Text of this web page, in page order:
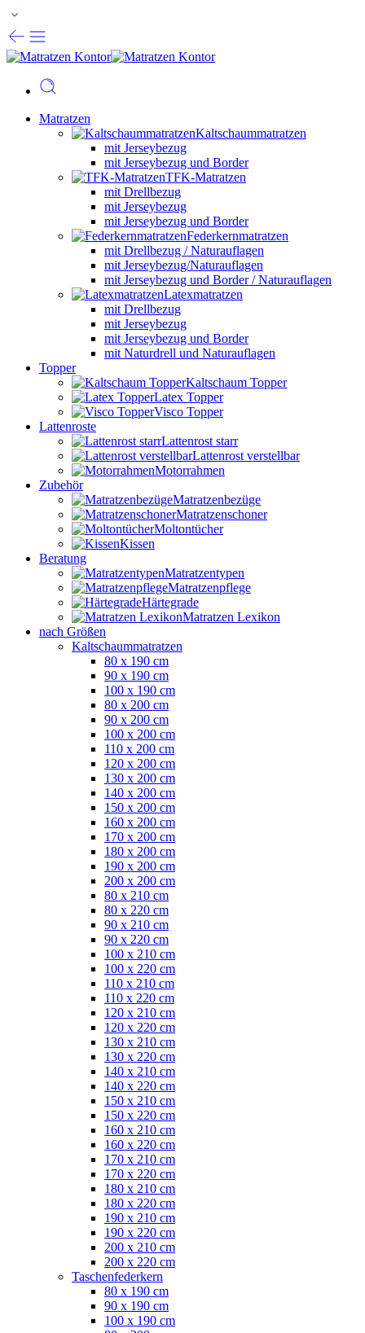
Matratzen
Kaltschaummatratzen
mit Jerseybezug
mit Jerseybezug und Border
TFK-Matratzen
mit Drellbezug
mit Jerseybezug
mit Jerseybezug und Border
Federkernmatratzen
mit Drellbezug / Naturauflagen
mit Jerseybezug/Naturauflagen
mit Jerseybezug und Border / Naturauflagen
Latexmatratzen
mit Drellbezug
mit Jerseybezug
mit Jerseybezug und Border
mit Naturdrell und Naturauflagen
Topper
Kaltschaum Topper
Latex Topper
Visco Topper
Lattenroste
Lattenrost starr
Lattenrost verstellbar
Motorrahmen
Zubehör
Matratzenbezüge
Matratzenschoner
Moltontücher
Kissen
Beratung
Matratzentypen
Matratzenpflege
Härtegrade
Matratzen Lexikon
nach Größen
Kaltschaummatratzen
80 x 190 cm
90 x 190 cm
100 x 190 cm
80 x 200 cm
90 x 200 cm
100 x 200 cm
110 x 200 cm
120 x 200 cm
130 x 200 cm
140 x 200 cm
150 x 200 cm
160 x 200 cm
170 x 200 cm
180 x 200 cm
190 x 200 cm
200 x 200 cm
80 x 210 cm
80 x 220 cm
90 x 210 cm
90 x 220 cm
100 x 210 cm
100 x 220 cm
110 x 210 cm
110 x 220 cm
120 x 210 cm
120 x 220 cm
130 x 210 cm
130 x 220 cm
140 x 210 cm
140 x 220 cm
150 x 210 cm
150 x 220 cm
160 x 210 cm
160 x 220 cm
170 x 210 cm
170 x 220 cm
180 x 210 cm
180 x 220 cm
190 x 210 cm
190 x 220 cm
200 x 210 cm
200 x 220 cm
Taschenfederkern
80 x 190 cm
90 x 190 cm
100 x 190 cm